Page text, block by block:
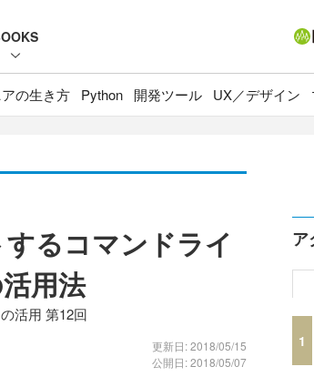
の生き方 Python 開発ツール UX／デザイン
るコマンドライ
用法
活用 第12回
更新日: 2018/05/15
公開日: 2018/05/07
ア
1